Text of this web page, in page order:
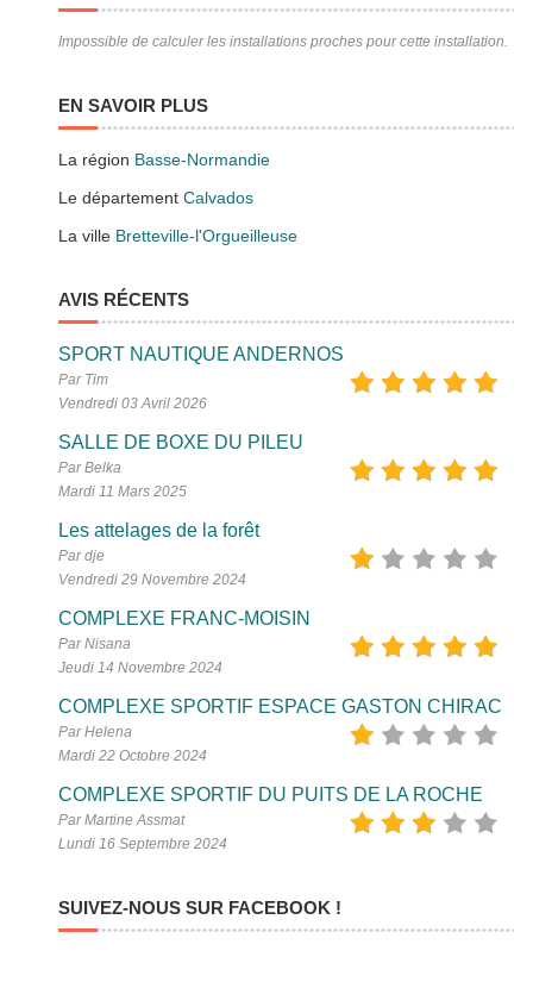
Impossible de calculer les installations proches pour cette installation.
EN SAVOIR PLUS
La région Basse-Normandie
Le départementCalvados
La ville Bretteville-l'Orgueilleuse
AVIS RÉCENTS
SPORT NAUTIQUE ANDERNOS
Par Tim
Vendredi 03 Avril 2026
SALLE DE BOXE DU PILEU
Par Belka
Mardi 11 Mars 2025
Les attelages de la forêt
Par dje
Vendredi 29 Novembre 2024
COMPLEXE FRANC-MOISIN
Par Nisana
Jeudi 14 Novembre 2024
COMPLEXE SPORTIF ESPACE GASTON CHIRAC
Par Helena
Mardi 22 Octobre 2024
COMPLEXE SPORTIF DU PUITS DE LA ROCHE
Par Martine Assmat
Lundi 16 Septembre 2024
SUIVEZ-NOUS SUR FACEBOOK !